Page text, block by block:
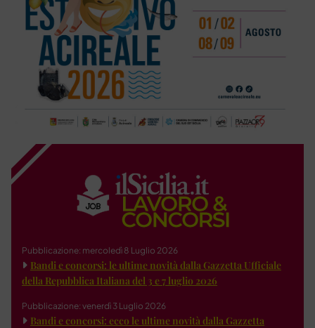
Pubblicazione: mercoledì 8 Luglio 2026
Bandi e concorsi: le ultime novità dalla Gazzetta Ufficiale
della Repubblica Italiana del 3 e 7 luglio 2026
Pubblicazione: venerdì 3 Luglio 2026
Bandi e concorsi: ecco le ultime novità dalla Gazzetta